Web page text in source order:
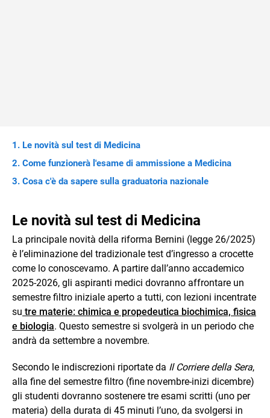
Le novità sul test di Medicina
Come funzionerà l'esame di ammissione a Medicina
Cosa c'è da sapere sulla graduatoria nazionale
Le novità sul test di Medicina
La principale novità della riforma Bernini (legge 26/2025)
è l’eliminazione del tradizionale test d’ingresso a crocette
come lo conoscevamo. A partire dall’anno accademico
2025-2026, gli aspiranti medici dovranno affrontare un
semestre filtro iniziale aperto a tutti, con lezioni incentrate
su tre materie: chimica e propedeutica biochimica, fisica
e biologia. Questo semestre si svolgerà in un periodo che
andrà da settembre a novembre.
Secondo le indiscrezioni riportate da Il Corriere della Sera,
alla fine del semestre filtro (fine novembre-inizi dicembre)
gli studenti dovranno sostenere tre esami scritti (uno per
materia) della durata di 45 minuti l’uno, da svolgersi in